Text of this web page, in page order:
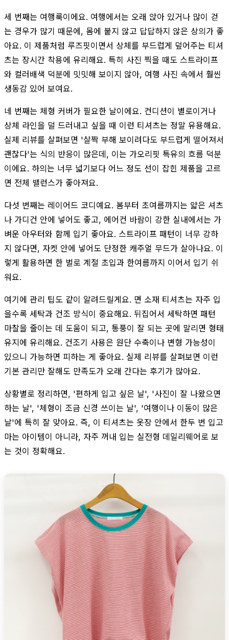
세 번째는 여행룩이에요. 여행에서는 오래 앉아 있거나 많이 걷
는 경우가 많기 때문에, 몸에 붙지 않고 답답하지 않은 상의가 좋
아요. 이 제품처럼 루즈핏이면서 상체를 부드럽게 덮어주는 티셔
츠는 장시간 착용에 유리해요. 특히 사진 찍을 때도 스트라이프
와 컬러배색 덕분에 밋밋해 보이지 않아, 여행 사진 속에서 훨씬
생동감 있어 보여요.
네 번째는 체형 커버가 필요한 날이에요. 컨디션이 별로이거나
상체 라인을 덜 드러내고 싶을 때 이런 티셔츠는 정말 유용해요.
실제 리뷰를 살펴보면 '살짝 부해 보이려다도 부드럽게 떨어져서
괜찮다'는 식의 반응이 많은데, 이는 가오리핏 특유의 흐름 덕분
이에요. 하의는 너무 넓기보다 어느 정도 선이 잡힌 제품을 고르
면 전체 밸런스가 좋아져요.
다섯 번째는 레이어드 코디예요. 봄부터 초여름까지는 얇은 셔츠
나 가디건 안에 넣어도 좋고, 에어컨 바람이 강한 실내에서는 가
벼운 아우터와 함께 입기 좋아요. 스트라이프 패턴이 너무 강하
지 않다면, 자켓 안에 넣어도 단정한 캐주얼 무드가 살아나요. 이
렇게 활용하면 한 벌로 계절 초입과 한여름까지 이어서 입기 쉬
워요.
여기에 관리 팁도 같이 알려드릴게요. 면 소재 티셔츠는 자주 입
을수록 세탁과 건조 방식이 중요해요. 뒤집어서 세탁하면 패턴
마찰을 줄이는 데 도움이 되고, 통풍이 잘 되는 곳에 말리면 형태
유지에 유리해요. 건조기 사용은 원단 수축이나 변형 가능성이
있으니 가능하면 피하는 게 좋아요. 실제 리뷰를 살펴보면 이런
기본 관리만 잘해도 만족도가 오래 간다는 후기가 많아요.
상황별로 정리하면, '편하게 입고 싶은 날', '사진이 잘 나왔으면
하는 날', '체형이 조금 신경 쓰이는 날', '여행이나 이동이 많은
날'에 특히 잘 맞아요. 즉, 이 티셔츠는 옷장 안에서 한두 번 입고
마는 아이템이 아니라, 자주 꺼내 입는 실전형 데일리웨어로 보
는 것이 정확해요.